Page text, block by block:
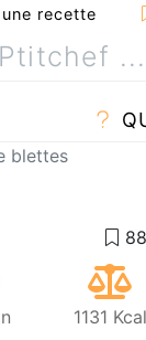
recette
blettes
1131 Kcal